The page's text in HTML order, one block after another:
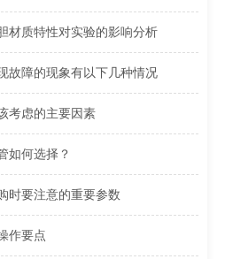
材质特性对实验的影响分析
故障的现象有以下几种情况
考虑的主要因素
如何选择？
时要注意的重要参数
作要点